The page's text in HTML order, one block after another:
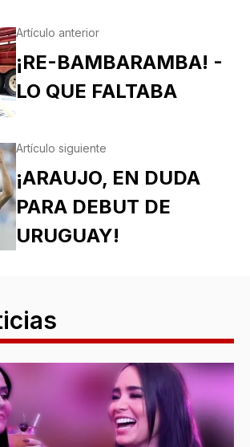
Artículo anterior
¡RE-BAMBARAMBA! -
LO QUE FALTABA
Artículo siguiente
¡ARAUJO, EN DUDA
PARA DEBUT DE
URUGUAY!